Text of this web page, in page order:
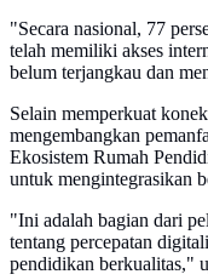
"Secara nasional, 77
telah memiliki akses
belum terjangkau dan
Selain memperkuat
mengembangkan
Ekosistem Rumah
untuk mengintegrasikan
"Ini adalah bagian dari
tentang percepatan
pendidikan berkualitas,"